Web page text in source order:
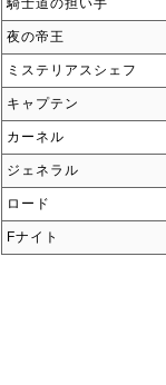
騎士道の担い手
夜の帝王
ミステリアスシェフ
キャプテン
カーネル
ジェネラル
ロード
Fナイト